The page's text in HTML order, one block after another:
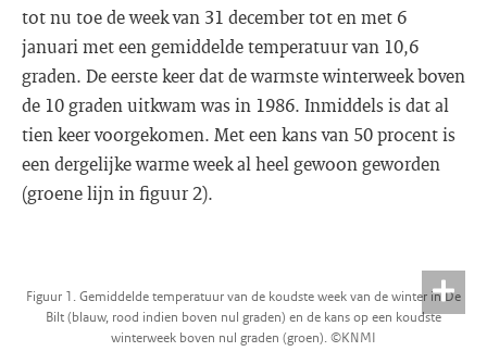
tot nu toe de week van 31 december tot en met 6
januari met een gemiddelde temperatuur van 10,6
graden. De eerste keer dat de warmste winterweek boven
de 10 graden uitkwam was in 1986. Inmiddels is dat al
tien keer voorgekomen. Met een kans van 50 procent is
een dergelijke warme week al heel gewoon geworden
(groene lijn in figuur 2).
Figuur 1. Gemiddelde temperatuur van de koudste week van de winter in De
Bilt (blauw, rood indien boven nul graden) en de kans op een koudste
winterweek boven nul graden (groen). ©KNMI